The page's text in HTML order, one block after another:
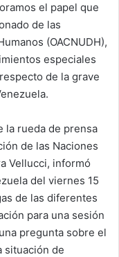
el papel que
de las
(OACNUDH),
especiales
de la grave
la rueda de prensa
de las Naciones
Vellucci, informó
del viernes 15
de las diferentes
para una sesión
pregunta sobre el
situación de